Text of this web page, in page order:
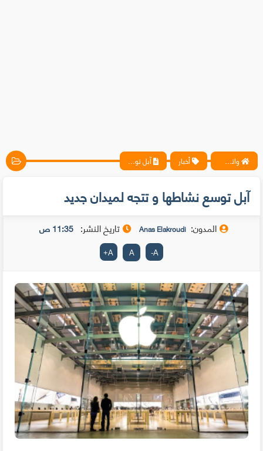
واتس آب ، فيسبوك ، أنترنت ، شروحات تقنية حصرية - المحترف أخبار آبل توسع نشاطها و تتجه لميدان جديد
آبل توسع نشاطها و تتجه لميدان جديد
المدون: Anas Elakroudi تاريخ النشر: 11:35 ص
A
-
A
A
+